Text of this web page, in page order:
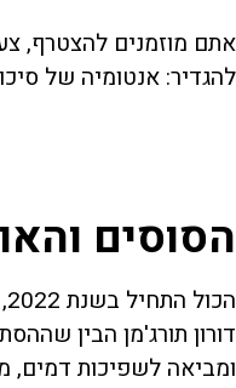
אתם מוזמנים להצטרף,
להגדיר: אנטומיה של
הסוסים
דורון תורג'מן הבין
ומביאה לשפיכות דמים,